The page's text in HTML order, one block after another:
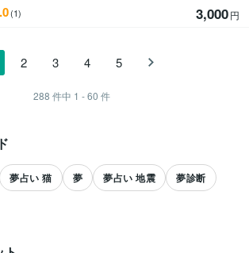
(1) 3,000円
2 3 4 5
288 件中 1 - 60 件
夢占い 猫 夢 夢占い 地震 夢診断